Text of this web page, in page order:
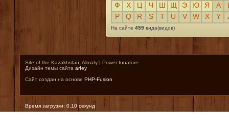
Ф
Х Ч Э Ю Я A
P
Q R S T U V W X Y
На сайте 459вида(видов)
Site of the Kazakhstan, Almaty | Power Innature
Дизайн темы сайта arfey
Сайт создан на основе PHP-Fusion
Время загрузки: 0.10 секунд